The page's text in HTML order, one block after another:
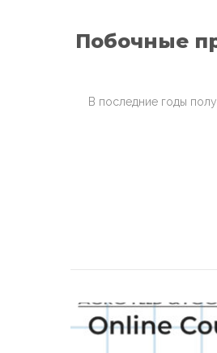
Побочные
В последние годы